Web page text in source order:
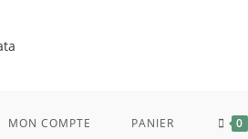
MON COMPTE PANIER 0